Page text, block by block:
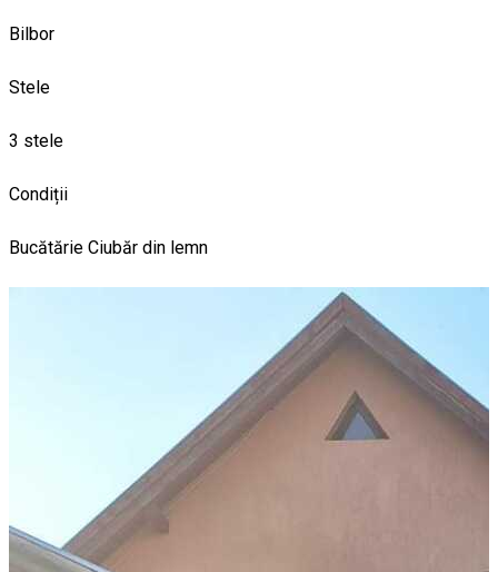
Bilbor
Stele
3 stele
Condiții
Bucătărie Ciubăr din lemn